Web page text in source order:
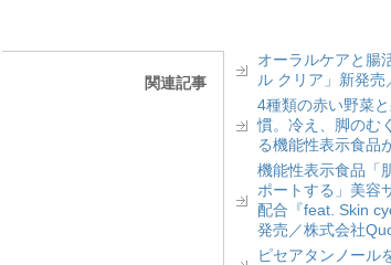
関連記事
オーラルケアと腸
ル クリア」新発
4種類の赤い野菜
慣。冷え、脚のむ
る機能性表示食品
機能性表示食品「
ポートする」美容
配合『feat. Skin
発売／株式会社
ピセアタンノール